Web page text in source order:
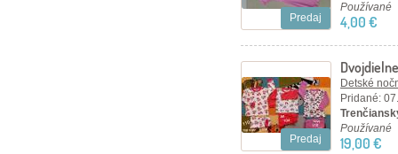
Predaj
Používané
4,00 €
Predaj
Detské
Pridané:
Používané
19,00 €